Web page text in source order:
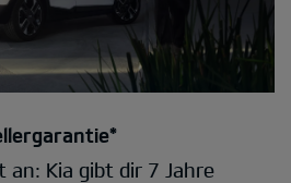
an: Kia gibt dir 7 Jahre